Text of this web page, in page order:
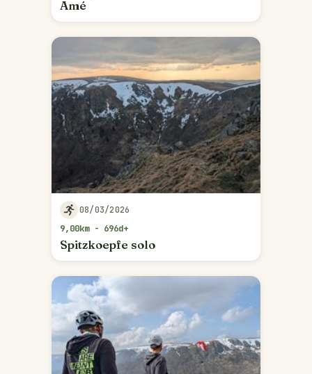
Amé
08/03/2026
9,00km - 696d+
Spitzkoepfe solo